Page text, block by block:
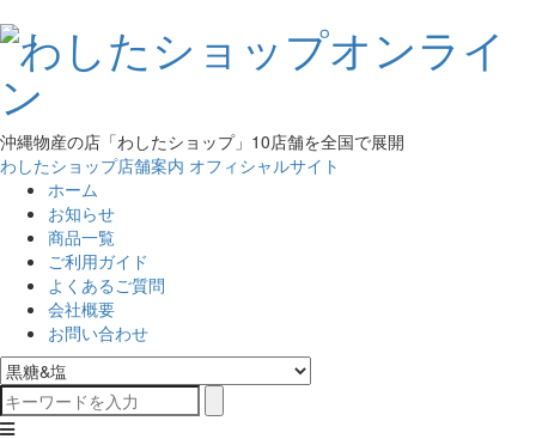
沖縄物産の店「わしたショップ」10店舗を全国で展開
わしたショップ店舗案内 オフィシャルサイト
ホーム
お知らせ
商品一覧
ご利用ガイド
よくあるご質問
会社概要
お問い合わせ